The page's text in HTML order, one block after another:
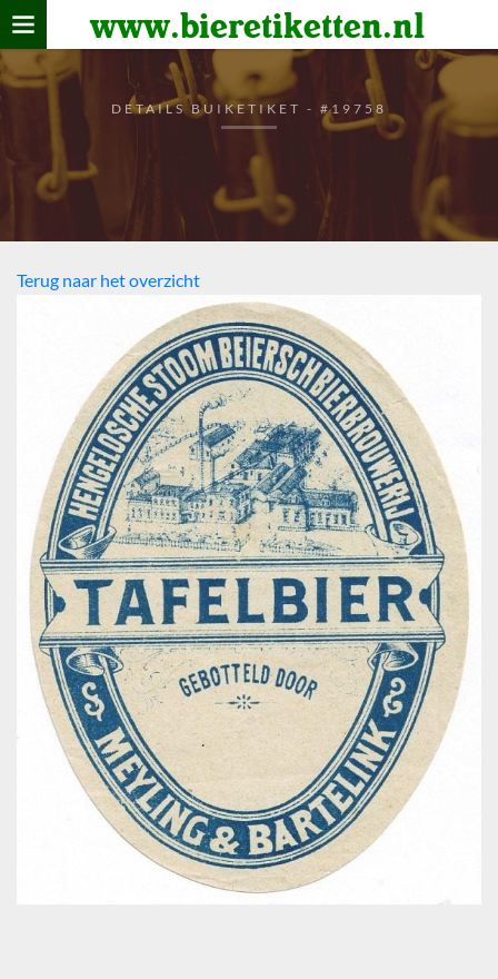
www.bieretiketten.nl
Home
verzamelen
De bierkaart
Bezoekers
DETAILS BUIKETIKET - #19758
Terug naar het overzicht